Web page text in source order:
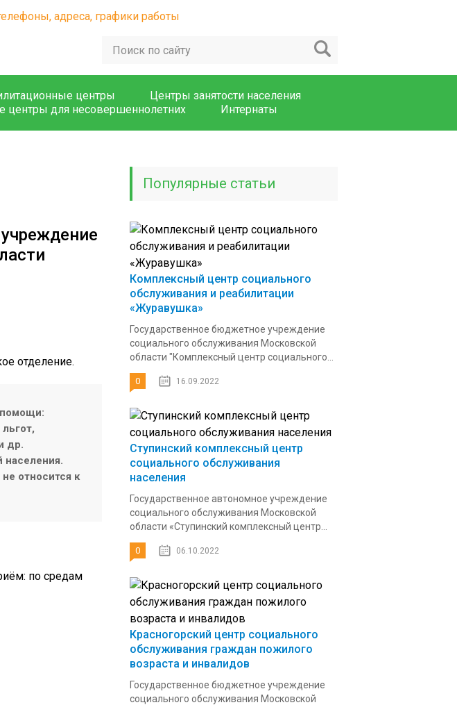
центры
Центры занятости населения
центры для несовершеннолетних Интернаты
отделение.
помощи:
др.
относится к
по средам
Популярные статьи
Комплексный центр социального
обслуживания и реабилитации
«Журавушка»
Государственное бюджетное учреждение
социального обслуживания Московской
области "Комплексный центр социального...
0 16.09.2022
Ступинский комплексный центр
социального обслуживания
населения
Государственное автономное учреждение
социального обслуживания Московской
области «Ступинский комплексный центр...
0 06.10.2022
Красногорский центр социального
обслуживания граждан пожилого
возраста и инвалидов
Государственное бюджетное учреждение
социального обслуживания Московской